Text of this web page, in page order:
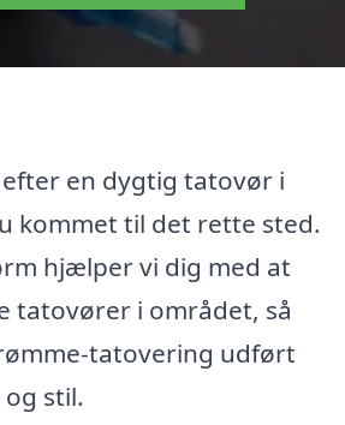
en dygtig tatovør i
kommet til det rette sted.
hjælper vi dig med at
tatovører i området, så
tatovering udført
stil.